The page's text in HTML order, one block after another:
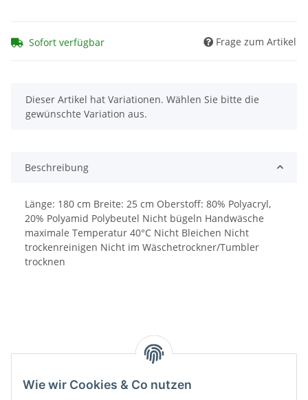
Sofort verfügbar Frage zum Artikel
x
Dieser Artikel hat Variationen. Wählen Sie bitte die
gewünschte Variation aus.
Beschreibung
Länge: 180 cm Breite: 25 cm Oberstoff: 80% Polyacryl,
20% Polyamid Polybeutel Nicht bügeln Handwäsche
maximale Temperatur 40°C Nicht Bleichen Nicht
trockenreinigen Nicht im Wäschetrockner/Tumbler
trocknen
Wie wir Cookies & Co nutzen